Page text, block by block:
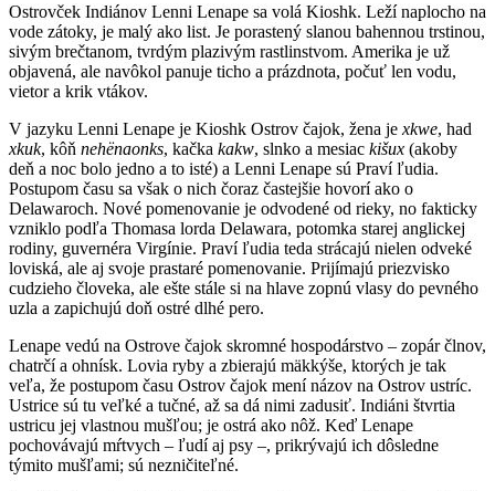
Ostrovček Indiánov Lenni Lenape sa volá Kioshk. Leží naplocho na
vode zátoky, je malý ako list. Je porastený slanou bahennou trstinou,
sivým brečtanom, tvrdým plazivým rastlinstvom. Amerika je už
objavená, ale navôkol panuje ticho a prázdnota, počuť len vodu,
vietor a krik vtákov.
V jazyku Lenni Lenape je Kioshk Ostrov čajok, žena je xkwe, had
xkuk, kôň nehënaonks, kačka kakw, slnko a mesiac kišux (akoby
deň a noc bolo jedno a to isté) a Lenni Lenape sú Praví ľudia.
Postupom času sa však o nich čoraz častejšie hovorí ako o
Delawaroch. Nové pomenovanie je odvodené od rieky, no fakticky
vzniklo podľa Thomasa lorda Delawara, potomka starej anglickej
rodiny, guvernéra Virgínie. Praví ľudia teda strácajú nielen odveké
loviská, ale aj svoje prastaré pomenovanie. Prijímajú priezvisko
cudzieho človeka, ale ešte stále si na hlave zopnú vlasy do pevného
uzla a zapichujú doň ostré dlhé pero.
Lenape vedú na Ostrove čajok skromné hospodárstvo – zopár člnov,
chatrčí a ohnísk. Lovia ryby a zbierajú mäkkýše, ktorých je tak
veľa, že postupom času Ostrov čajok mení názov na Ostrov ustríc.
Ustrice sú tu veľké a tučné, až sa dá nimi zadusiť. Indiáni štvrtia
ustricu jej vlastnou mušľou; je ostrá ako nôž. Keď Lenape
pochovávajú mŕtvych – ľudí aj psy –, prikrývajú ich dôsledne
týmito mušľami; sú nezničiteľné.